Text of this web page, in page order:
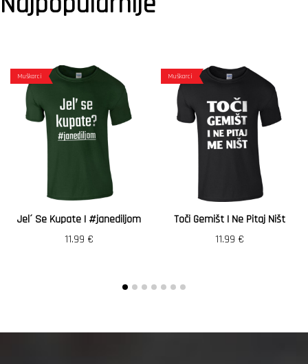
Muškarci
Jel´ Se Kupate | #janediljom
11.99 €
Muškarci
Toči Gemišt I Ne Pitaj Ništ
11.99 €